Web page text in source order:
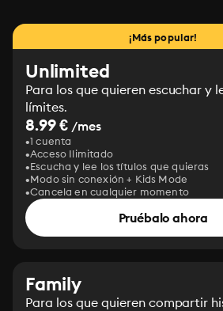
¡Más popular!
Unlimited
Para los que quieren escuchar y
límites.
8.99 € /mes
1 cuenta
Acceso Ilimitado
Escucha y lee los títulos que quieras
Modo sin conexión + Kids Mode
Cancela en cualquier momento
Pruébalo ahora
Family
Para los que quieren compartir